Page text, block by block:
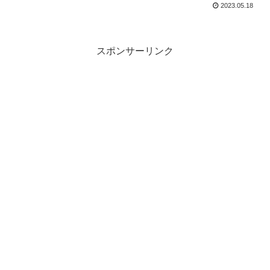
2023.05.18
スポンサーリンク